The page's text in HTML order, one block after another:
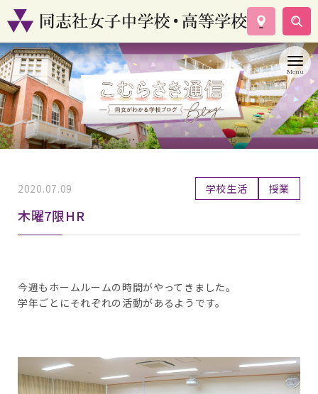
学校案内
コース紹介
学校生活
入試情報
資料請求
お問い合わせ
2020.07.09 学校生活 授業
木曜7限HR
今週もホームルームの時間がやってきました。
学年ごとにそれぞれの活動があるようです。